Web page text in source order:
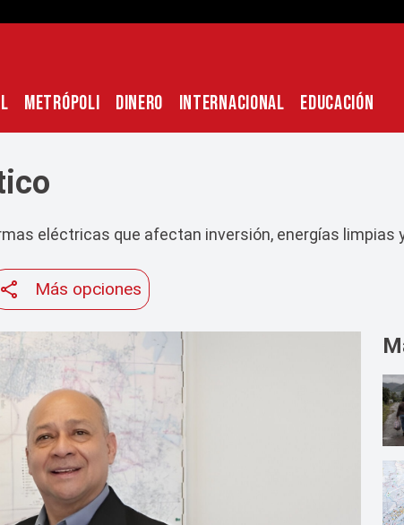
METRÓPOLI DINERO INTERNACIONAL EDUCACIÓN
eléctricas que afectan inversión, energías limpias
Más opciones